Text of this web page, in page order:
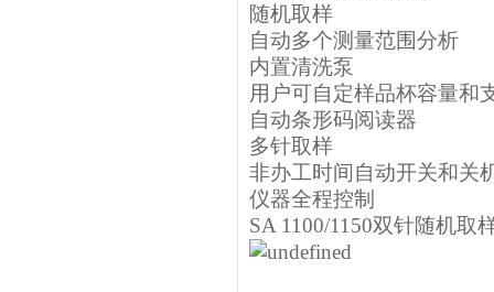
随机取样
自动多个测量范围分析
内置清洗泵
用户可自定样品杯容量和
自动条形码阅读器
多针取样
非办工时间自动开关和关
仪器全程控制
SA 1100/1150双针随机取